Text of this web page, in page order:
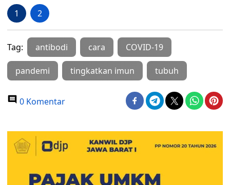
1 2
Tag: antibodi cara COVID-19
pandemi tingkatkan imun tubuh
0 Komentar